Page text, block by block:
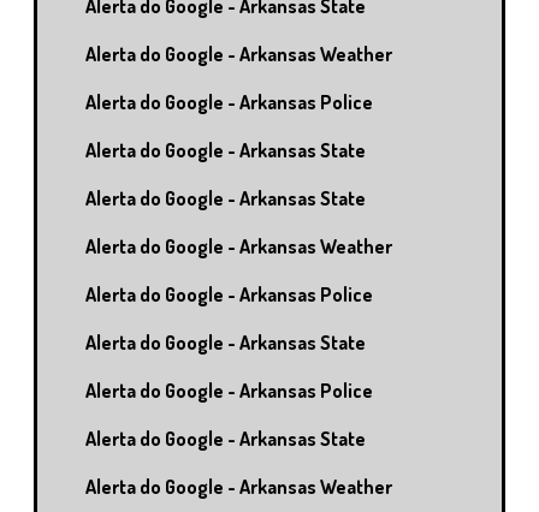
Alerta do Google - Arkansas State
Alerta do Google - Arkansas Weather
Alerta do Google - Arkansas Police
Alerta do Google - Arkansas State
Alerta do Google - Arkansas State
Alerta do Google - Arkansas Weather
Alerta do Google - Arkansas Police
Alerta do Google - Arkansas State
Alerta do Google - Arkansas Police
Alerta do Google - Arkansas State
Alerta do Google - Arkansas Weather